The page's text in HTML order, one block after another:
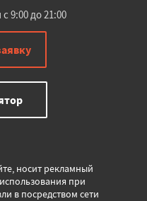
9:00 до 21:00
носит рекламный
при
в посредством сети